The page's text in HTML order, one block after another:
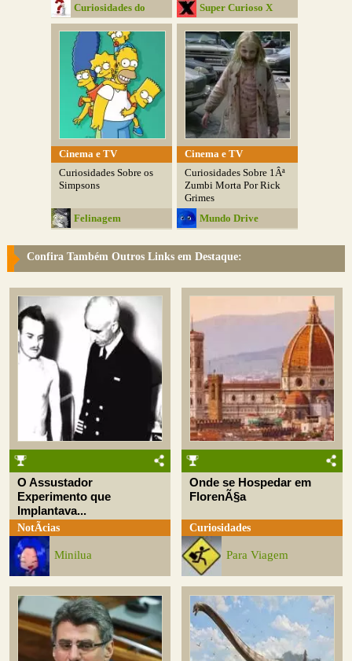
Curiosidades do
Mundo
Super Curioso X
Cinema e TV
Curiosidades Sobre os
Simpsons
Felinagem
Cinema e TV
Curiosidades Sobre 1Âª
Zumbi Morta Por Rick
Grimes
Mundo Drive
Confira Também Outros Links em Destaque:
O Assustador
Experimento que
Implantava...
NotÃ­cias
Minilua
Onde se Hospedar em
FlorenÃ§a
Curiosidades
Para Viagem